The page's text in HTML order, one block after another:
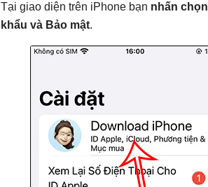
Tại giao diện trên iPhone bạn nhấn
khẩu và Bảo mật.